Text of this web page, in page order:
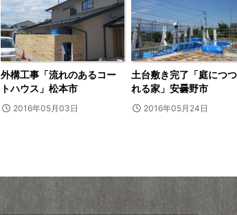
外構工事「流れのあるコー
トハウス」松本市
2016年05月03日
土台敷き完了「庭につ
れる家」安曇野市
2016年05月24日